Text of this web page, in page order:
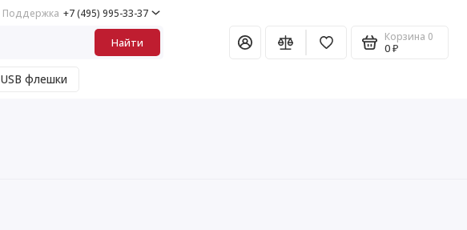
Поддержка +7 (495) 995-33-37
Найти Корзина 0
0 ₽
USB флешки